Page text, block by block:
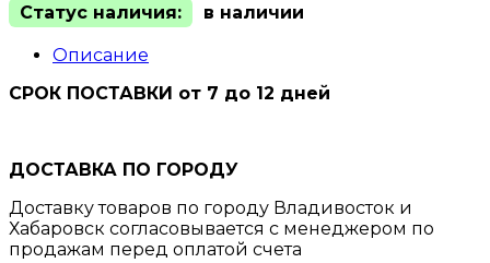
Статус наличия:
в наличии
Описание
СРОК ПОСТАВКИ от 7 до 12 дней
ДОСТАВКА ПО ГОРОДУ
Доставку товаров по городу Владивосток и
Хабаровск согласовывается с менеджером по
продажам перед оплатой счета